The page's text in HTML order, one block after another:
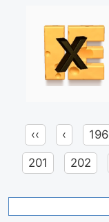
‹‹ ‹ 196
201 202